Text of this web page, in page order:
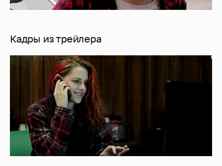
Кадры из трейлера